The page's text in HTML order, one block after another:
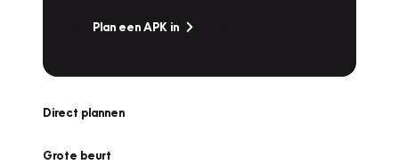
Plan een APK in
Direct plannen
Grote beurt